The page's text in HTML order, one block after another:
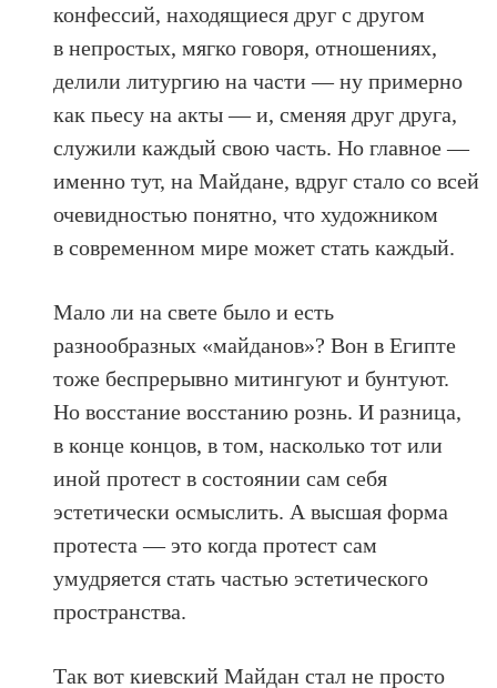
конфессий, находящиеся друг с другом
в непростых, мягко говоря, отношениях,
делили литургию на части — ну примерно
как пьесу на акты — и, сменяя друг друга,
служили каждый свою часть. Но главное —
именно тут, на Майдане, вдруг стало со всей
очевидностью понятно, что художником
в современном мире может стать каждый.
Мало ли на свете было и есть
разнообразных «майданов»? Вон в Египте
тоже беспрерывно митингуют и бунтуют.
Но восстание восстанию рознь. И разница,
в конце концов, в том, насколько тот или
иной протест в состоянии сам себя
эстетически осмыслить. А высшая форма
протеста — это когда протест сам
умудряется стать частью эстетического
пространства.
Так вот киевский Майдан стал не просто